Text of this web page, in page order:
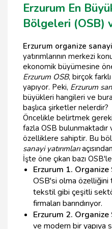
Erzurum En
Bölgeleri (OSB)
Erzurum organize
yatırımlarının merkezi
ekonomik büyümesine
Erzurum OSB, birçok
yapıyor. Peki, Erzurum
büyükleri hangileri ve
başlıca şirketler nelerdir?
Öncelikle belirtmek
fazla OSB
özelliklere sahiptir. Bu
sanayi yatırımları
İşte öne çıkan bazı
Erzurum 1.
OSB'si olma özelliğini
tekstil gibi çeşitli
firmaları barındırıyor.
Erzurum 2.
ve modern bir yapıya